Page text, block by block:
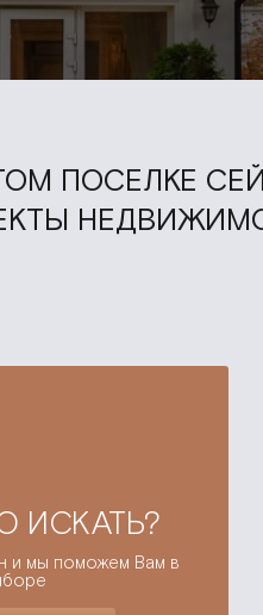
ПОСЕЛКЕ
ИСКАТЬ?
и мы поможем Вам в